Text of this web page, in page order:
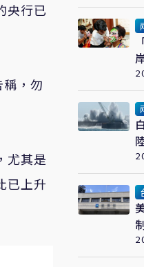
央行已
，勿
尤其是
已上升